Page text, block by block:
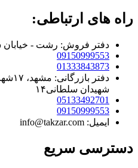
راه های ارتباطی:
دفتر فروش: رشت - خیابان
09150999553
01333843873
دفتر
شهیدان سلطانی۱۴
05133492701
09150999553
ایمیل: info@takzar.com
دسترسی سریع